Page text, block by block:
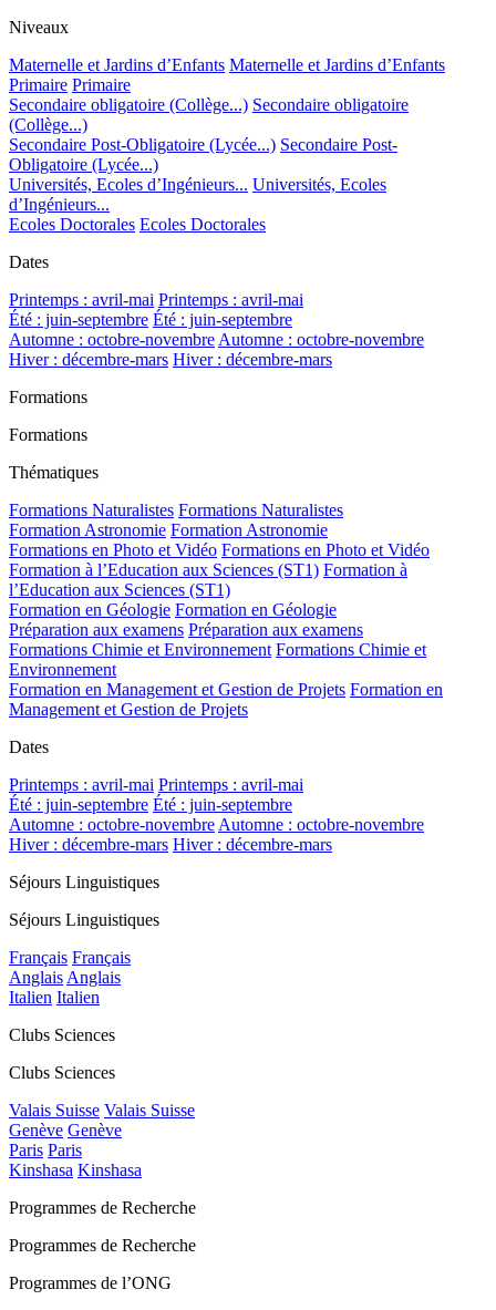
Niveaux
Maternelle et Jardins d’Enfants Maternelle et Jardins d’Enfants
Primaire Primaire
Secondaire obligatoire (Collège...) Secondaire obligatoire
(Collège...)
Secondaire Post-Obligatoire (Lycée...) Secondaire Post-
Obligatoire (Lycée...)
Universités, Ecoles d’Ingénieurs... Universités, Ecoles
d’Ingénieurs...
Ecoles Doctorales Ecoles Doctorales
Dates
Printemps : avril-mai Printemps : avril-mai
Été : juin-septembre Été : juin-septembre
Automne : octobre-novembre Automne : octobre-novembre
Hiver : décembre-mars Hiver : décembre-mars
Formations
Formations
Thématiques
Formations Naturalistes Formations Naturalistes
Formation Astronomie Formation Astronomie
Formations en Photo et Vidéo Formations en Photo et Vidéo
Formation à l’Education aux Sciences (ST1) Formation à
l’Education aux Sciences (ST1)
Formation en Géologie Formation en Géologie
Préparation aux examens Préparation aux examens
Formations Chimie et Environnement Formations Chimie et
Environnement
Formation en Management et Gestion de Projets Formation en
Management et Gestion de Projets
Dates
Printemps : avril-mai Printemps : avril-mai
Été : juin-septembre Été : juin-septembre
Automne : octobre-novembre Automne : octobre-novembre
Hiver : décembre-mars Hiver : décembre-mars
Séjours Linguistiques
Séjours Linguistiques
Français Français
Anglais Anglais
Italien Italien
Clubs Sciences
Clubs Sciences
Valais Suisse Valais Suisse
Genève Genève
Paris Paris
Kinshasa Kinshasa
Programmes de Recherche
Programmes de Recherche
Programmes de l’ONG